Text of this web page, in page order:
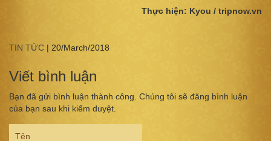
Thực hiện: Kyou / tripnow.vn
TIN TỨC | 20/March/2018
Viết bình luận
Bạn đã gửi bình luận thành công. Chúng tôi sẽ đăng bình luận
của bạn sau khi kiểm duyệt.